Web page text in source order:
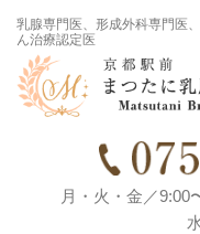
乳腺専門医、形成外科専門医
ん治療認定医
月・火・金／